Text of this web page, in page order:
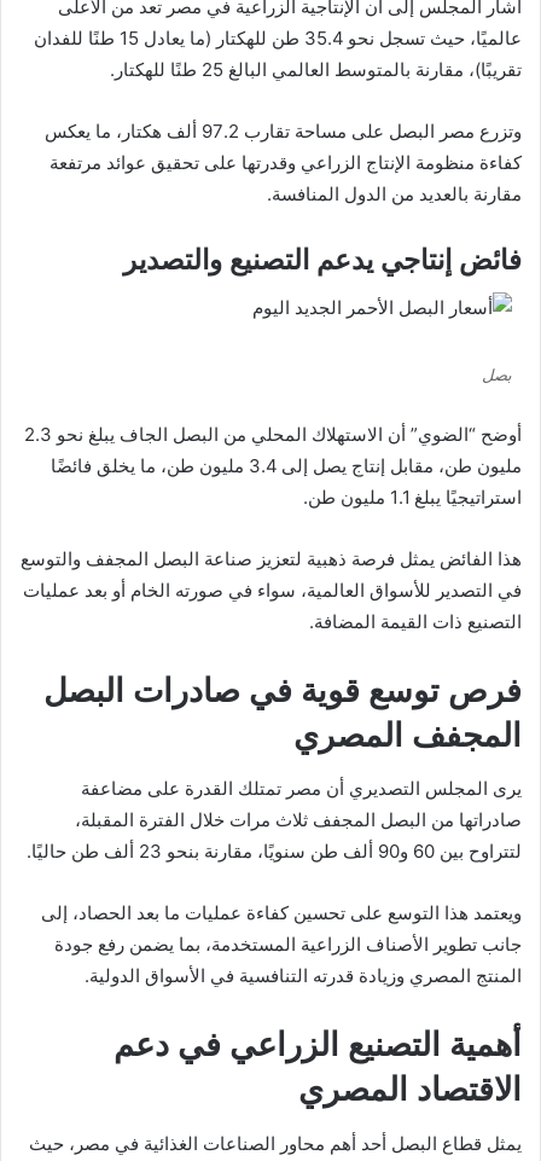
أشار المجلس إلى أن الإنتاجية الزراعية في مصر تعد من الأعلى
عالميًا، حيث تسجل نحو 35.4 طن للهكتار (ما يعادل 15 طنًا للفدان
تقريبًا)، مقارنة بالمتوسط العالمي البالغ 25 طنًا للهكتار.
وتزرع مصر البصل على مساحة تقارب 97.2 ألف هكتار، ما يعكس
كفاءة منظومة الإنتاج الزراعي وقدرتها على تحقيق عوائد مرتفعة
مقارنة بالعديد من الدول المنافسة.
فائض إنتاجي يدعم التصنيع والتصدير
بصل
أوضح “الضوي” أن الاستهلاك المحلي من البصل الجاف يبلغ نحو 2.3
مليون طن، مقابل إنتاج يصل إلى 3.4 مليون طن، ما يخلق فائضًا
استراتيجيًا يبلغ 1.1 مليون طن.
هذا الفائض يمثل فرصة ذهبية لتعزيز صناعة البصل المجفف والتوسع
في التصدير للأسواق العالمية، سواء في صورته الخام أو بعد عمليات
التصنيع ذات القيمة المضافة.
فرص توسع قوية في صادرات البصل
المجفف المصري
يرى المجلس التصديري أن مصر تمتلك القدرة على مضاعفة
صادراتها من البصل المجفف ثلاث مرات خلال الفترة المقبلة،
لتتراوح بين 60 و90 ألف طن سنويًا، مقارنة بنحو 23 ألف طن حاليًا.
ويعتمد هذا التوسع على تحسين كفاءة عمليات ما بعد الحصاد، إلى
جانب تطوير الأصناف الزراعية المستخدمة، بما يضمن رفع جودة
المنتج المصري وزيادة قدرته التنافسية في الأسواق الدولية.
أهمية التصنيع الزراعي في دعم
الاقتصاد المصري
يمثل قطاع البصل أحد أهم محاور الصناعات الغذائية في مصر، حيث